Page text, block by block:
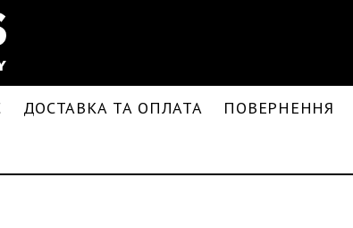
ДОСТАВКА ТА ОПЛАТА ПОВЕРНЕННЯ